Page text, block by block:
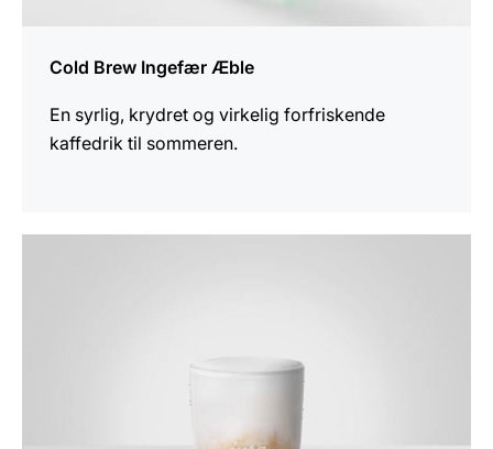
Cold Brew Ingefær Æble
En syrlig, krydret og virkelig forfriskende
kaffedrik til sommeren.